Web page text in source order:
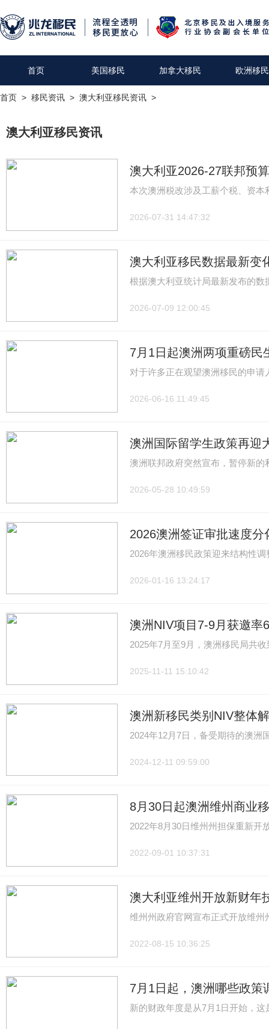
首页 美国移民 加拿大移民 欧洲移民
首页 > 移民资讯 > 澳大利亚移民资讯 >
澳大利亚移民资讯
澳大利亚2026-27联邦预
本次澳洲税改涉及工薪个税、资
2026-07-31 14:47:32
澳大利亚移民数据最新变
根据澳大利亚统计局最新发布的
2026-07-09 12:00:45
7月1日起澳洲两项重磅民
对于许多正在观望澳洲移民的申
2026-06-16 11:49:45
澳洲国际留学生政策再迎
澳洲联邦政府突然宣布，暂停新
2026-05-28 10:49:59
2026澳洲签证审批速度
2026年澳洲移民政策迎来结构性
2026-01-16 13:24:17
澳洲NIV项目7-9月获邀率
2025年7月至9月，澳洲移民局共
2025-11-11 15:10:42
澳洲新移民类别NIV整体
制！
2024年12月7日，备受期待的澳洲
2024-12-11 09:59:00
8月30日起澳洲维州商业
2022年8月30日维州州担保重新开
2022-09-01 10:37:31
澳大利亚维州开放新财年
维州州政府官网宣布正式开放维
2022-08-15 10:36:25
7月1日起，澳洲哪些政策
新的财政年度是从7月1日开始，